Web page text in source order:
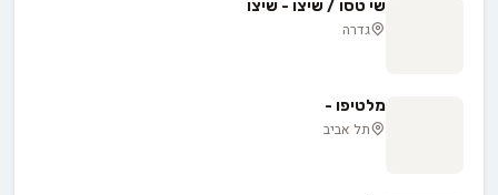
שי טסו / שיצו - שיצו
גדרה
מלטיפו -
תל אביב